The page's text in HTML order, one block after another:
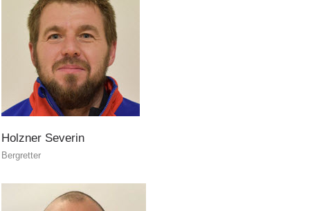
Holzner Severin
Bergretter